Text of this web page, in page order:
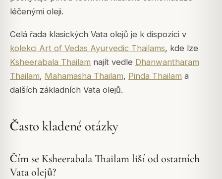
léčenými oleji.
Celá řada klasických Vata olejů je k dispozici v
kolekci Art of Vedas Ayurvedic Thailams, kde lze
Ksheerabala Thailam najít vedle Dhanwantharam
Thailam, Mahamasha Thailam, Pinda Thailam a
dalších základních Vata olejů.
Často kladené otázky
Čím se Ksheerabala Thailam liší od ostatních
Vata olejů?